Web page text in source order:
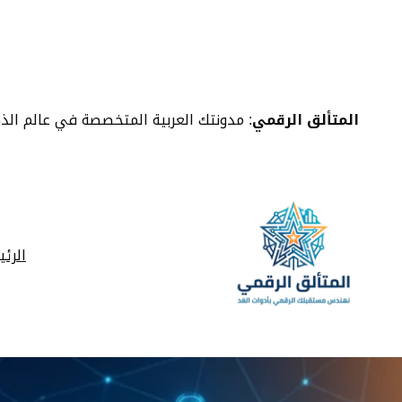
المتألق الرقمي: مدونتك العربية المتخصصة في عالم